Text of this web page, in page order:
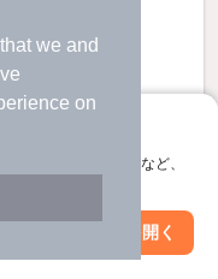
we and
on
部屋探し
索やお気に入り保存など、
アプリを開く
絞り込み条件を変更